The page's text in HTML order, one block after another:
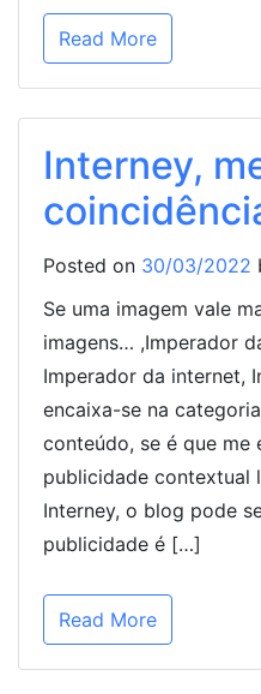
Read More
Interney,
Posted on 30/03/2022
Se uma imagem vale
imagens… ,Imperador
Imperador da internet,
encaixa-se na
conteúdo, se é que me
publicidade contextual
Interney, o blog pode
publicidade é […]
Read More